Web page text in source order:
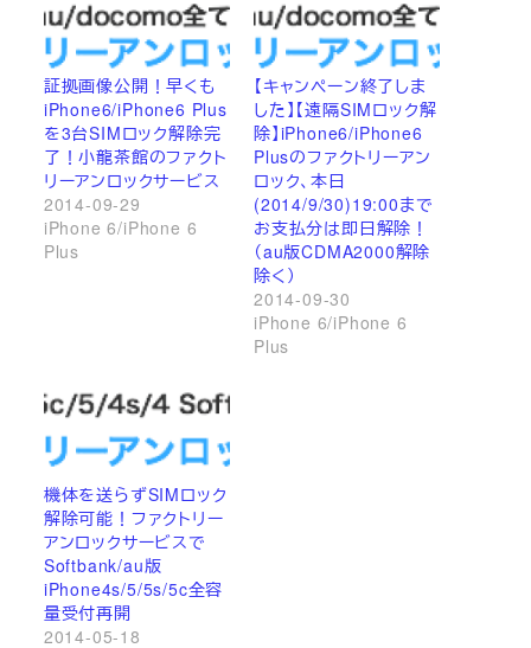
証拠画像公開！早くも
iPhone6/iPhone6 Plus
を3台SIMロック解除完
了！小龍茶館のファクト
リーアンロックサービス
2014-09-29
iPhone 6/iPhone 6
Plus
【キャンペーン終了しま
した】【遠隔SIMロック解
除】iPhone6/iPhone6
Plusのファクトリーアン
ロック、本日
(2014/9/30)19:00まで
お支払分は即日解除！
（au版CDMA2000解除
除く）
2014-09-30
iPhone 6/iPhone 6
Plus
機体を送らずSIMロック
解除可能！ファクトリー
アンロックサービスで
Softbank/au版
iPhone4s/5/5s/5c全容
量受付再開
2014-05-18